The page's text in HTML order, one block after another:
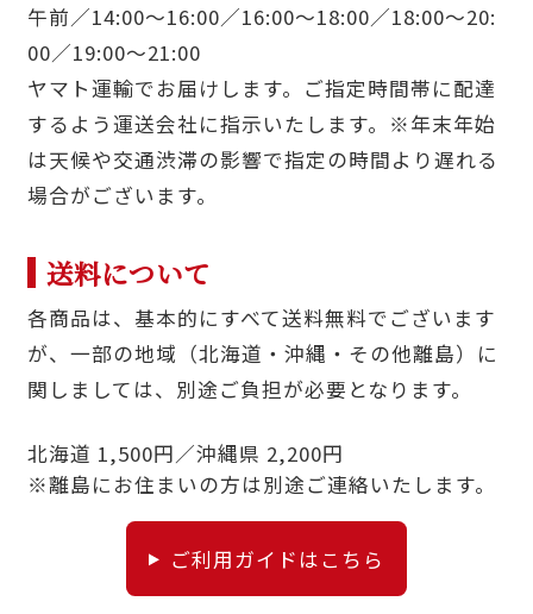
午前／14:00〜16:00／16:00〜18:00／18:00〜20:
00／19:00〜21:00
ヤマト運輸でお届けします。ご指定時間帯に配達
するよう運送会社に指示いたします。※年末年始
は天候や交通渋滞の影響で指定の時間より遅れる
場合がございます。
送料について
各商品は、基本的にすべて送料無料でございます
が、一部の地域（北海道・沖縄・その他離島）に
関しましては、別途ご負担が必要となります。
北海道 1,500円／沖縄県 2,200円
※離島にお住まいの方は別途ご連絡いたします。
ご利用ガイドはこちら